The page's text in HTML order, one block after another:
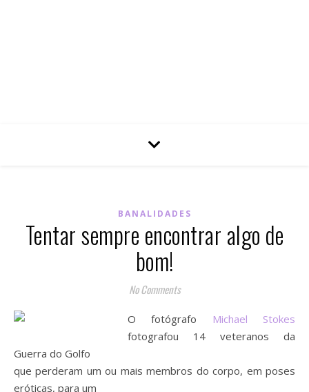
BANALIDADES
Tentar sempre encontrar algo de
bom!
No Comments
O fotógrafo Michael Stokes
fotografou 14 veteranos da
Guerra do Golfo
que perderam um ou mais membros do corpo, em poses
eróticas, para um